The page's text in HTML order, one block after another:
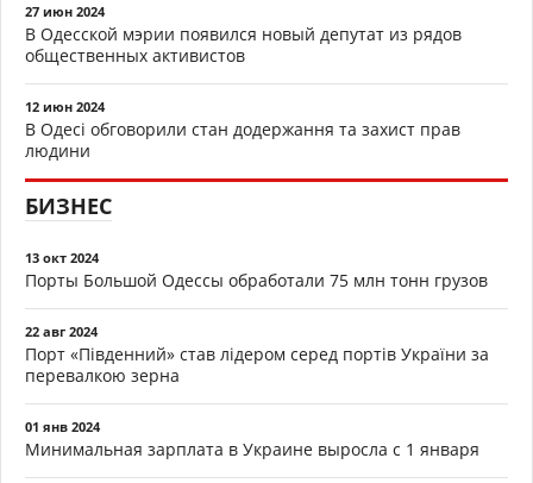
27 июн 2024
В Одесской мэрии появился новый депутат из рядов
общественных активистов
12 июн 2024
В Одесі обговорили стан додержання та захист прав
людини
БИЗНЕС
13 окт 2024
Порты Большой Одессы обработали 75 млн тонн грузов
22 авг 2024
Порт «Південний» став лідером серед портів України за
перевалкою зерна
01 янв 2024
Минимальная зарплата в Украине выросла с 1 января